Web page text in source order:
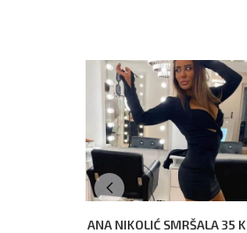
ANA NIKOLIĆ SMRŠALA 35